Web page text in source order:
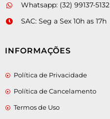
Whatsapp: (32) 99137-5132
SAC: Seg a Sex 10h as 17h
INFORMAÇÕES
Política de Privacidade
Política de Cancelamento
Termos de Uso